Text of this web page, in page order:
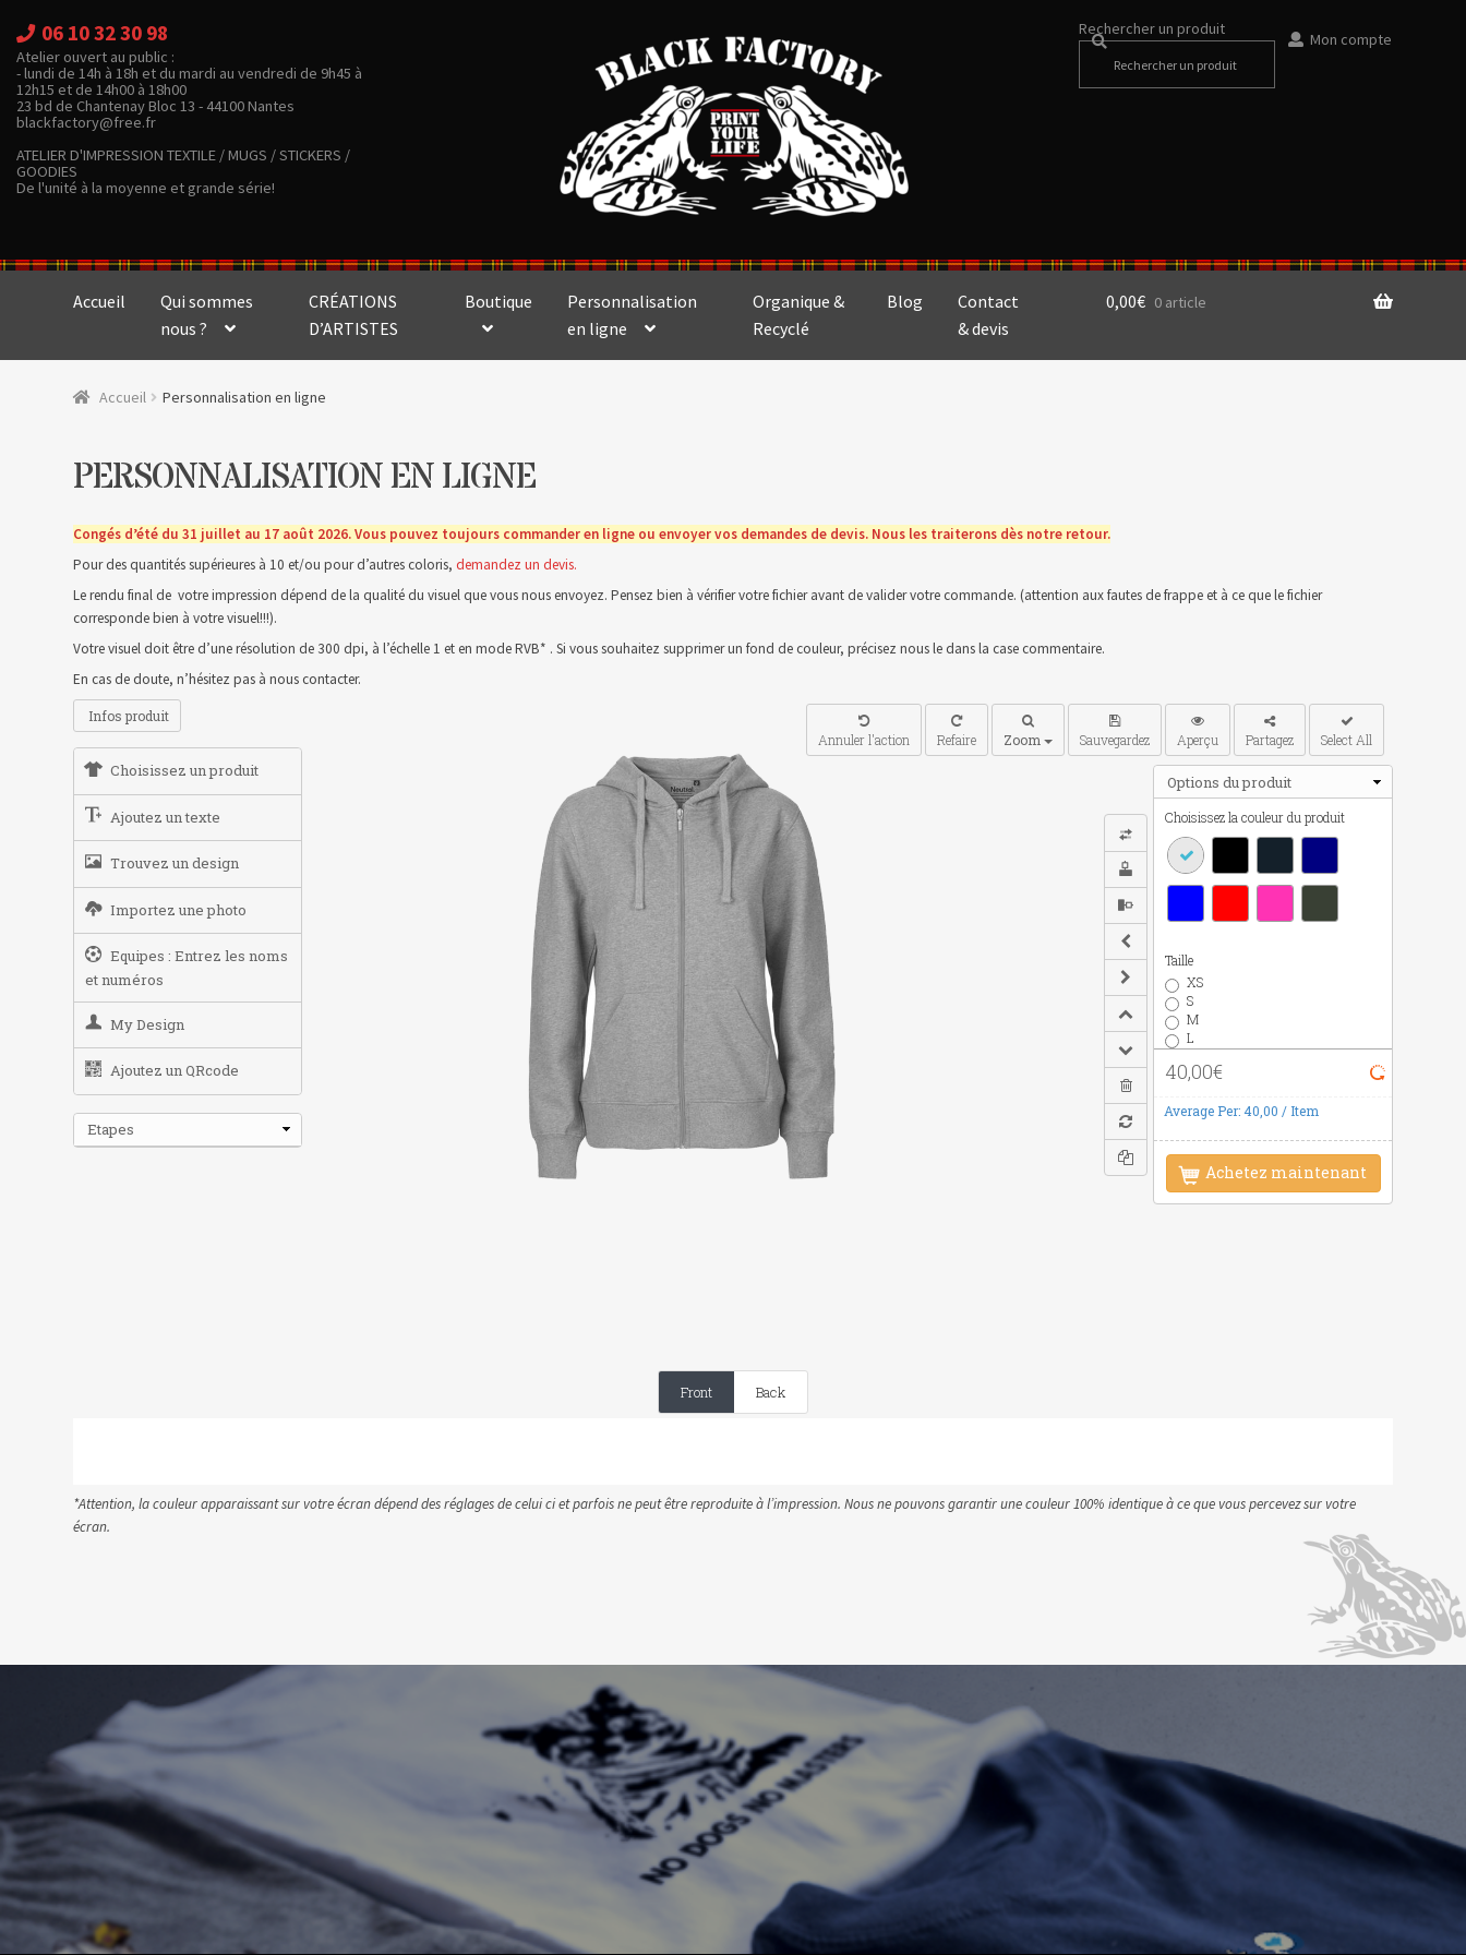
06 10 32 30 98
Atelier ouvert au public :
- lundi de 14h à 18h et du mardi au vendredi de 9h45 à
12h15 et de 14h00 à 18h00
23 bd de Chantenay Bloc 13 - 44100 Nantes
blackfactory@free.fr
ATELIER D'IMPRESSION TEXTILE / MUGS / STICKERS /
GOODIES
De l'unité à la moyenne et grande série!
Mon compte
Rechercher un produit
Accueil
Qui sommes
nous ?
CRÉATIONS
D’ARTISTES
Boutique
Personnalisation
en ligne
Organique &
Recyclé
Blog
Contact
& devis
0,00€ 0 article
Accueil Personnalisation en ligne
PERSONNALISATION EN LIGNE
Congés d’été du 31 juillet au 17 août 2026. Vous pouvez toujours commander en ligne ou envoyer vos demandes de devis. Nous les traiterons dès notre retour.
Pour des quantités supérieures à 10 et/ou pour d’autres coloris,demandez un devis.
Le rendu final de votre impression dépend de la qualité du visuel que vous nous envoyez. Pensez bien à vérifier votre fichier avant de valider votre commande. (attention aux fautes de frappe et à ce que le fichier
corresponde bien à votre visuel!!!).
Votre visuel doit être d’une résolution de 300 dpi, à l’échelle 1 et en mode RVB* . Si vous souhaitez supprimer un fond de couleur, précisez nous le dans la case commentaire.
En cas de doute, n’hésitez pas à nous contacter.
*Attention, la couleur apparaissant sur votre écran dépend des réglages de celui ci et parfois ne peut être reproduite à l’impression. Nous ne pouvons garantir une couleur 100% identique à ce que vous percevez sur votre
écran.